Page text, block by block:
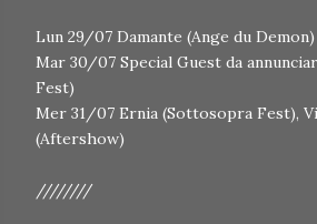
Lun 29/07 Damante (Ange du Demon)
Mar 30/07 Special Guest da
Fest)
Mer 31/07 Ernia (Sottosopra Fest),
(Aftershow)
////////